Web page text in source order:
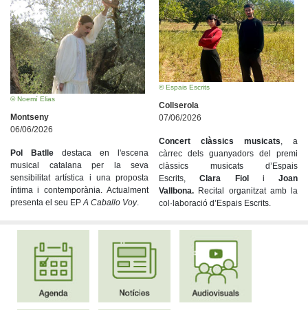
© Noemí Elias
Montseny
06/06/2026
Pol Batlle destaca en l'escena
musical catalana per la seva
sensibilitat artística i una proposta
íntima i contemporània. Actualment
presenta el seu EPA Caballo Voy.
© Espais Escrits
Collserola
07/06/2026
Concert clàssics musicats, a
càrrec dels guanyadors del premi
clàssics musicats d’Espais
Escrits,Clara Fiol i Joan
Vallbona. Recital organitzat amb la
col·laboració d’Espais Escrits.